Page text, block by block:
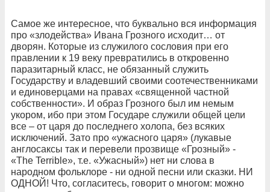
Самое же интересное, что буквально вся информация
про «злодейства» Ивана Грозного исходит… от
дворян. Которые из служилого сословия при его
правлении к 19 веку превратились в откровенно
паразитарный класс, не обязанный служить
Государству и владевший своими соотечественниками
и единоверцами на правах «священной частной
собственности». И образ Грозного был им немым
укором, ибо при этом Государе служили общей цели
все – от царя до последнего холопа, без всяких
исключений. Зато про «ужасного царя» (лукавые
англосаксы так и перевели прозвище «Грозный» -
«The Terrible», т.е. «Ужасный») нет ни слова в
народном фольклоре - ни одной песни или сказки. НИ
ОДНОЙ! Что, согласитесь, говорит о многом: можно